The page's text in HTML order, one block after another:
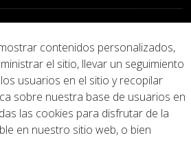
Contact Us
contenidos personalizados,
el sitio, llevar un seguimiento
usuarios en el sitio y recopilar
sobre nuestra base de usuarios en
las cookies para disfrutar de la
en nuestro sitio web, o bien